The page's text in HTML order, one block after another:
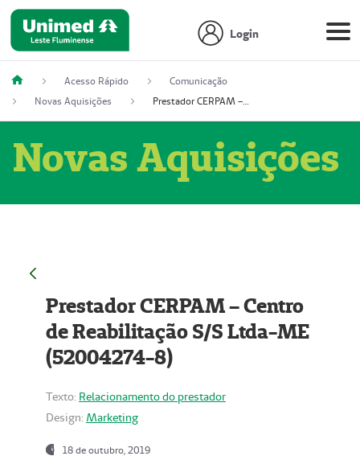
Login
Acesso Rápido
Comunicação
Novas Aquisições
Prestador CERPAM – Centro de Reabilitação S/S Ltda-ME (52004274-8)
Novas Aquisições
Prestador CERPAM – Centro
de Reabilitação S/S Ltda-ME
(52004274-8)
Texto: Relacionamento do prestador
Design: Marketing
18 de outubro, 2019